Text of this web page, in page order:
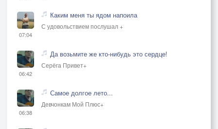
07:04
Каким меня ты ядом напоила
С удовольствием послушал +
06:42
Да возьмите же кто-нибудь это сердце!
Серёга Привет+
06:38
Самое долгое лето...
Девчонкам Мой Плюс+